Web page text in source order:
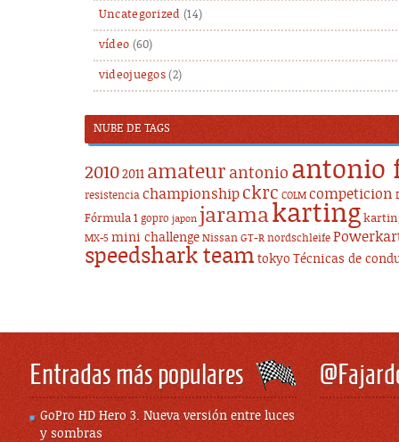
Uncategorized (14)
vídeo (60)
videojuegos (2)
NUBE DE TAGS
20102011 amateur antonio antonio
resistencia championship ckrc COLM competicion
Fórmula 1 gopro japon jaramakarting
MX-5 mini challenge Nissan GT-R nordschleife
speedshark team tokyo Técnicas de
Entradas más populares
GoPro HD Hero 3. Nueva versión entre luces
y sombras